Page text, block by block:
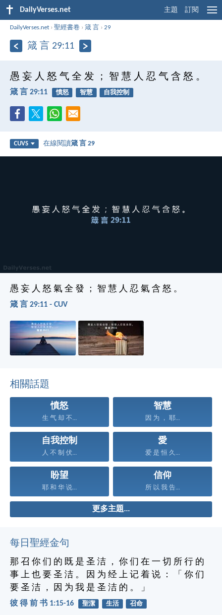
DailyVerses.net 主題 訂閱
DailyVerses.net ›聖經書卷 ›箴 言 ›29
箴 言 29:11
愚 妄 人 怒 气 全 发 ； 智 慧 人 忍 气 含 怒 。
箴 言 29:11 憤怒 智慧 自我控制
CUVS 在線閱讀箴 言 29
愚 妄 人 怒 氣 全 發 ； 智 慧 人 忍 氣 含 怒 。
箴 言 29:11 - CUV
相關話題
憤怒
生 气 却 不...
智慧
因 为 ， 耶...
自我控制
人 不 制 伏...
愛
爱 是 恒 久...
盼望
耶 和 华 说...
信仰
所 以 我 告...
更多主題...
每日聖經金句
那 召 你 们 的 既 是 圣 洁 ， 你 们 在 一 切 所 行 的
事 上 也 要 圣 洁 。 因 为 经 上 记 着 说 ： 「 你 们
要 圣 洁 ， 因 为 我 是 圣 洁 的 。 」
彼 得 前 书 1:15-16 聖潔 生活 召命